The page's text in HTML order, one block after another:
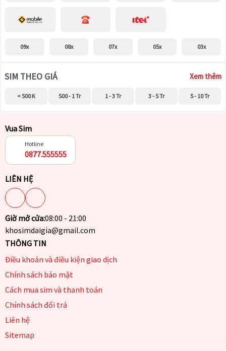
09x 08x 07x 05x 03x
SIM THEO GIÁ Xem thêm
< 500 K 500 - 1 Tr 1 - 3 Tr 3 - 5 Tr 5 - 10 Tr
Vua Sim
Hotline
0877.555555
LIÊN HỆ
Giờ mở cửa:08:00 - 21:00
khosimdaigia@gmail.com
THÔNG TIN
Điều khoản và điều kiện giao dịch
Chính sách bảo mật
Cách mua sim và thanh toán
Chính sách đổi trả
Liên hệ
Sitemap